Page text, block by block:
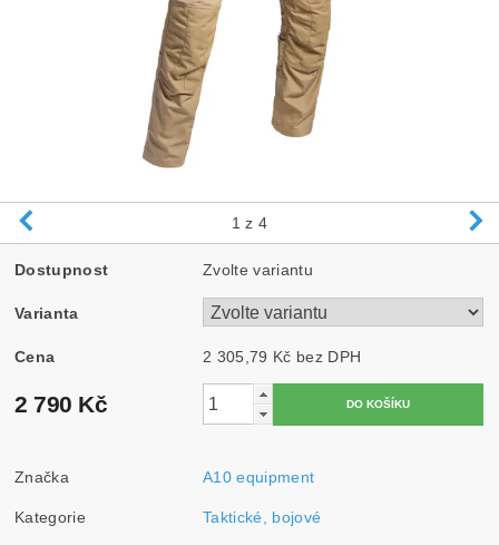
1 z 4
Dostupnost Zvolte variantu
Varianta
Cena 2 305,79 Kč bez DPH
2 790 Kč
Značka A10 equipment
Kategorie Taktické, bojové